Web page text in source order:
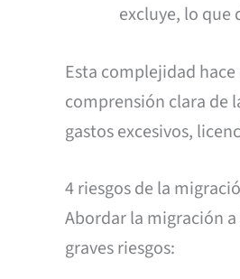
excluye, lo que
Esta complejidad
comprensión clara de
gastos excesivos,
4 riesgos de la
Abordar la migración
graves riesgos: